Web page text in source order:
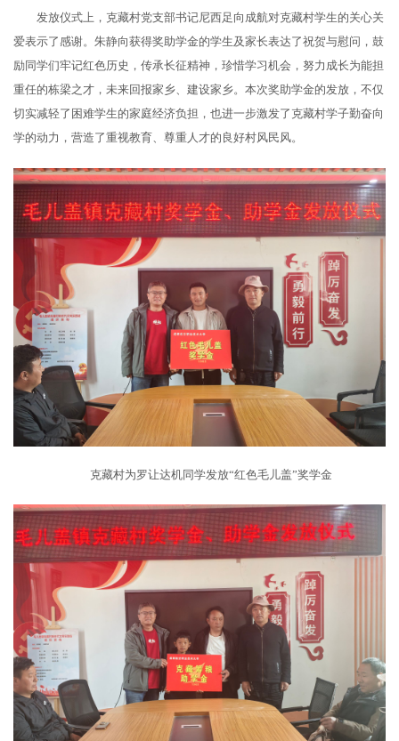
发放仪式上，克藏村党支部书记尼西足向成航对克藏村学生的关心关
爱表示了感谢。朱静向获得奖助学金的学生及家长表达了祝贺与慰问，鼓
励同学们牢记红色历史，传承长征精神，珍惜学习机会，努力成长为能担
重任的栋梁之才，未来回报家乡、建设家乡。本次奖助学金的发放，不仅
切实减轻了困难学生的家庭经济负担，也进一步激发了克藏村学子勤奋向
学的动力，营造了重视教育、尊重人才的良好村风民风。
克藏村为罗让达机同学发放“红色毛儿盖”奖学金